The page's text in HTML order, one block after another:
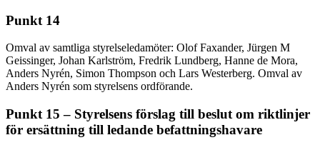
Punkt 14
Omval av samtliga styrelseledamöter: Olof Faxander, Jürgen M
Geissinger, Johan Karlström, Fredrik Lundberg, Hanne de Mora,
Anders Nyrén, Simon Thompson och Lars Westerberg. Omval av
Anders Nyrén som styrelsens ordförande.
Punkt 15 – Styrelsens förslag till beslut om riktlinjer
för ersättning till ledande befattningshavare